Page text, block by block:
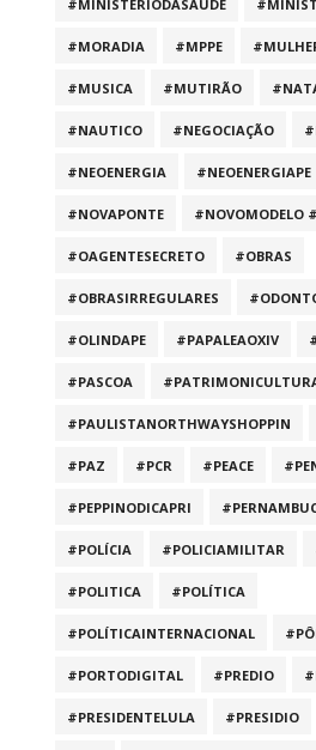
#MINISTÉRIODASAÚDE
#MORADIA #MPPE
#MUSICA #MUTIRÃO
#NAUTICO #NEGOCIAÇÃO
#NEOENERGIA #NEOENERGIAPE
#NOVAPONTE #NOVOMODELO
#OAGENTESECRETO #OBRAS
#OBRASIRREGULARES
#OLINDAPE #PAPALEAOXIV
#PASCOA
#PAULISTANORTHWAYSHOPPIN
#PAZ #PCR #PEACE
#PEPPINODICAPRI
#POLÍCIA #POLICIAMILITAR
#POLITICA #POLÍTICA
#POLÍTICAINTERNACIONAL
#PORTODIGITAL #PREDIO
#PRESIDENTELULA #PRESIDIO